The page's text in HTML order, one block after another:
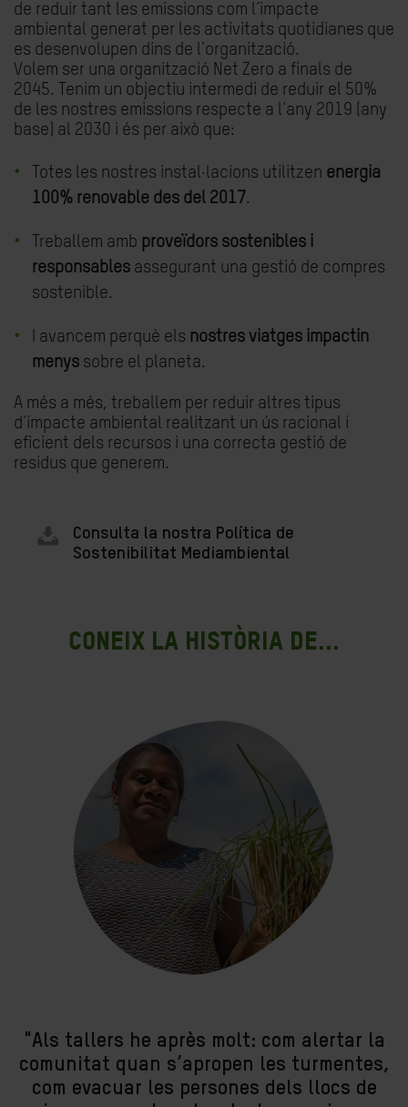
de reduir tant les emissions com l’impacte
ambiental generat per les activitats quotidianes que
es desenvolupen dins de l'organització.
Volem ser una organització Net Zero a finals de
2045. Tenim un objectiu intermedi de reduir el 50%
de les nostres emissions respecte a l'any 2019 (any
base) al 2030 i és per això que:
Totes les nostres instal·lacions utilitzen energia
100% renovable des del 2017.
Treballem amb proveïdors sostenibles i
responsables assegurant una gestió de compres
sostenible.
I avancem perquè els nostres viatges impactin
menys sobre el planeta.
A més a més, treballem per reduir altres tipus
d'impacte ambiental realitzant un ús racional i
eficient dels recursos i una correcta gestió de
residus que generem.
Consulta la nostra Política de
Sostenibilitat Mediambiental
Coneix la història de...
"Als tallers he après molt: com alertar la
comunitat quan s’apropen les turmentes,
com evacuar les persones dels llocs de